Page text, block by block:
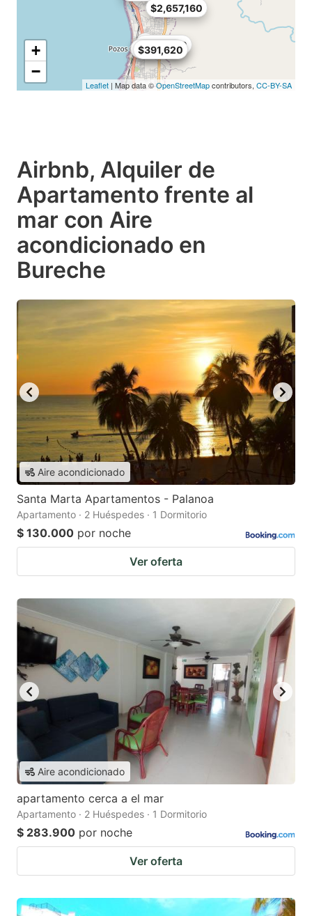
$2,657,160
$351,360
$475,800
$391,620
+
−
Leaflet | Map data ©OpenStreetMapcontributors, CC-BY-SA
Airbnb, Alquiler de
Apartamento frente al
mar con Aire
acondicionado en
Bureche
Aire acondicionado
Santa Marta Apartamentos - Palanoa
Apartamento · 2 Huéspedes · 1 Dormitorio
$ 130.000 por noche
Ver oferta
Aire acondicionado
apartamento cerca a el mar
Apartamento · 2 Huéspedes · 1 Dormitorio
$ 283.900 por noche
Ver oferta